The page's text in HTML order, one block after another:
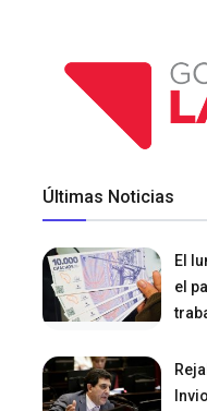
Últimas Noticias
El
el